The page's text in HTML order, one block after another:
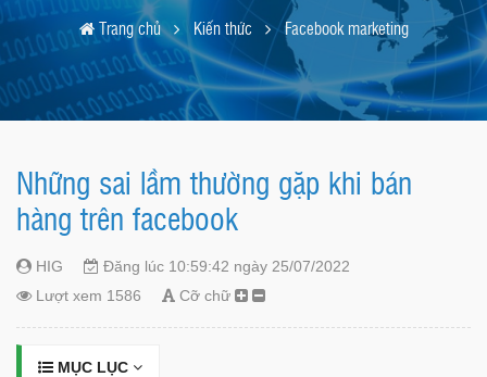
Trang chủ Kiến thức Facebook marketing
Những sai lầm thường gặp khi bán
hàng trên facebook
HIG
Đăng lúc 10:59:42 ngày 25/07/2022
Lượt xem 1586
Cỡ chữ
MỤC LỤC